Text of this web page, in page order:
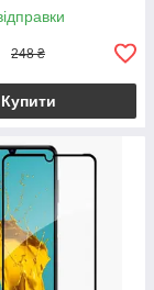
248 ₴
Купити